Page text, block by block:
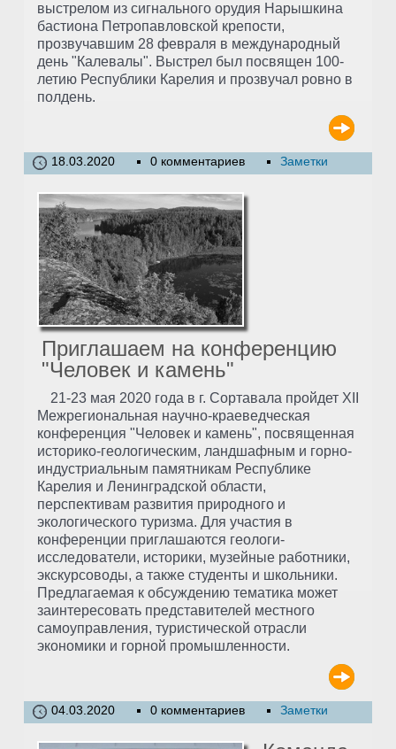
выстрелом из сигнального орудия Нарышкина
бастиона Петропавловской крепости,
прозвучавшим 28 февраля в международный
день "Калевалы". Выстрел был посвящен 100-
летию Республики Карелия и прозвучал ровно в
полдень.
18.03.2020 0 комментариев Заметки
Приглашаем на конференцию
"Человек и камень"
21-23 мая 2020 года в г. Сортавала пройдет XII
Межрегиональная научно-краеведческая
конференция "Человек и камень", посвященная
историко-геологическим, ландшафным и горно-
индустриальным памятникам Республике
Карелия и Ленинградской области,
перспективам развития природного и
экологического туризма. Для участия в
конференции приглашаются геологи-
исследователи, историки, музейные работники,
экскурсоводы, а также студенты и школьники.
Предлагаемая к обсуждению тематика может
заинтересовать представителей местного
самоуправления, туристической отрасли
экономики и горной промышленности.
04.03.2020 0 комментариев Заметки